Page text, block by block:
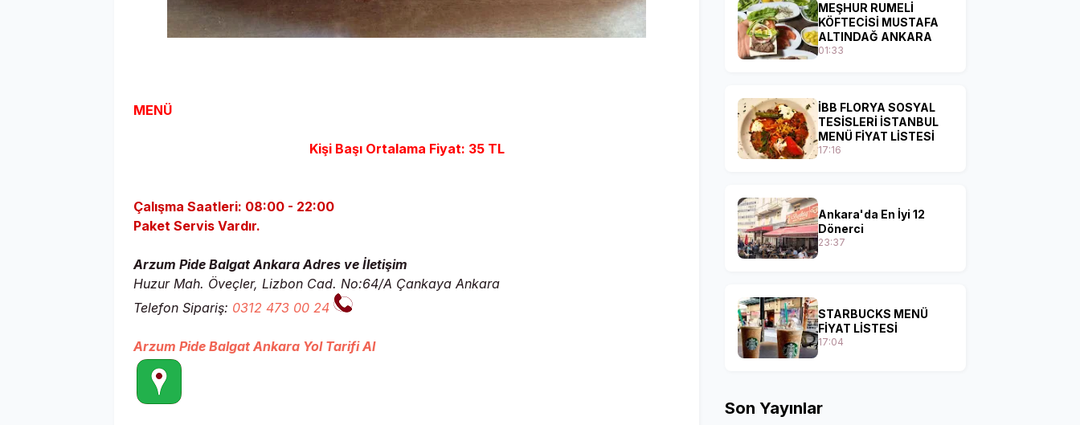
MENÜ
Kişi Başı Ortalama Fiyat: 35 TL
Çalışma Saatleri: 08:00 - 22:00
Paket Servis Vardır.
Arzum Pide Balgat Ankara Adres ve İletişim
Huzur Mah. Öveçler, Lizbon Cad. No:64/A Çankaya Ankara
Telefon Sipariş: 0312 473 00 24
Arzum Pide Balgat Ankara Yol Tarifi Al
MEŞHUR RUMELİ
KÖFTECİSİ MUSTAFA
ALTINDAĞ ANKARA
01:33
İBB FLORYA SOSYAL
TESİSLERİ İSTANBUL
MENÜ FİYAT LİSTESİ
17:16
Ankara'da En İyi 12
Dönerci
23:37
STARBUCKS MENÜ
FİYAT LİSTESİ
17:04
Son Yayınlar